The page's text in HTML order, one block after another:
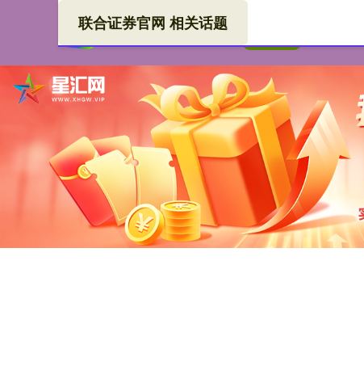
联合证券官网 相关话题